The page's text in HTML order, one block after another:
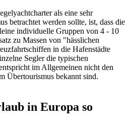
als eine sehr
betrachtet werden sollte, ist, dass die
individuelle Gruppen von 4 - 10
zu Massen von "hässlichen
in die Hafenstädte
Segler die typischen
im Allgemeinen nicht den
Übertourismus bekannt sind.
in Europa so